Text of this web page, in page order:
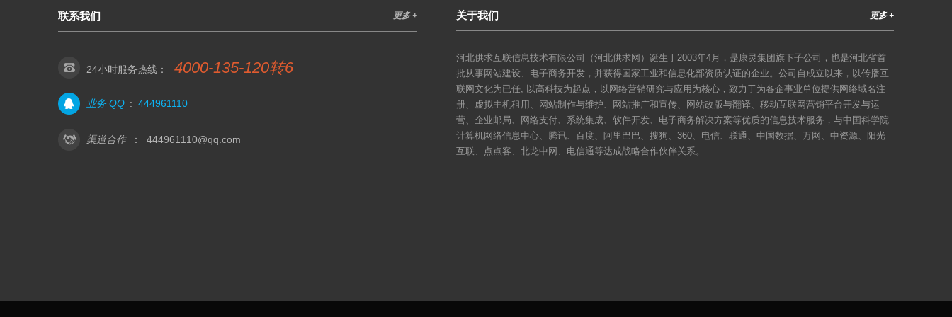
更多 +
联系我们
24小时服务热线： 4000-135-120转6
业务 QQ : 444961110
渠道合作 ： 444961110@qq.com
更多 +
关于我们
河北供求互联信息技术有限公司（河北供求网）诞生于2003年4月，是康灵集团旗下子公司，也是河北省首
批从事网站建设、电子商务开发，并获得国家工业和信息化部资质认证的企业。公司自成立以来，以传播互
联网文化为已任, 以高科技为起点，以网络营销研究与应用为核心，致力于为各企事业单位提供网络域名注
册、虚拟主机租用、网站制作与维护、网站推广和宣传、网站改版与翻译、移动互联网营销平台开发与运
营、企业邮局、网络支付、系统集成、软件开发、电子商务解决方案等优质的信息技术服务，与中国科学院
计算机网络信息中心、腾讯、百度、阿里巴巴、搜狗、360、电信、联通、中国数据、万网、中资源、阳光
互联、点点客、北龙中网、电信通等达成战略合作伙伴关系。